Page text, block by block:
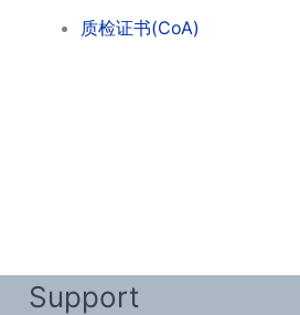
质检证书(CoA)
Support